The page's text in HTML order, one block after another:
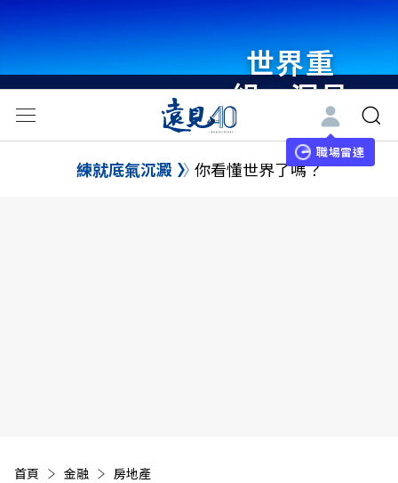
世界重
組・洞見
未來 與
世界領袖
職場雷達
練就底氣沉澱 你看懂世界了嗎？
首頁 金融 房地產